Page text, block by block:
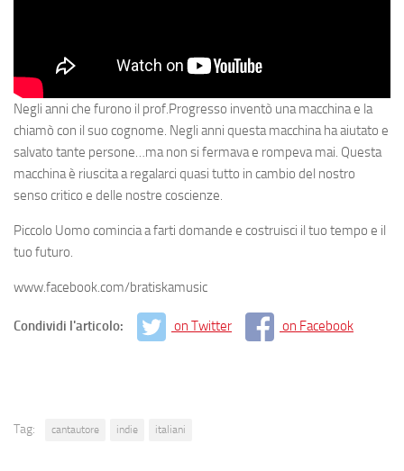
Negli anni che furono il prof.Progresso inventò una macchina e la
chiamò con il suo cognome. Negli anni questa macchina ha aiutato e
salvato tante persone…ma non si fermava e rompeva mai. Questa
macchina è riuscita a regalarci quasi tutto in cambio del nostro
senso critico e delle nostre coscienze.
Piccolo Uomo comincia a farti domande e costruisci il tuo tempo e il
tuo futuro.
www.facebook.com/bratiskamusic
Condividi l'articolo: on Twitter on Facebook
Tag: cantautore indie italiani